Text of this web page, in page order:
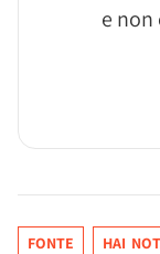
e non
FONTE HAI